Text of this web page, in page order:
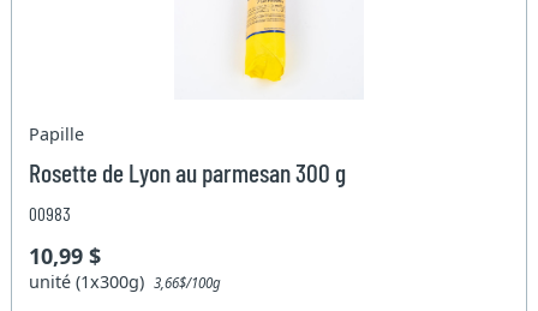
Papille
Rosette de Lyon au parmesan 300 g
00983
10,99 $
unité (1x300g)3,66$/100g